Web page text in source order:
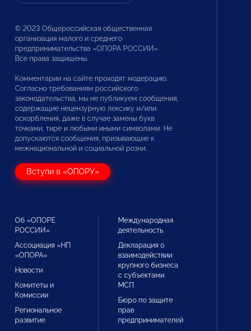
© 2023 Общероссийская общественная
организация малого и среднего
предпринимательства «ОПОРА РОССИИ».
Все права защищены.
Комментарии на сайте проходят модерацию.
Согласно требованиям российского
законодательства, мы не публикуем сообщения,
содержащие нецензурную лексику и/или
оскорбления, даже в случае замены букв
точками, тире и любыми иными символами. Не
допускаются сообщения, призывающие к
межнациональной и социальной розни.
Вступи в «ОПОРУ»
Об «ОПОРЕ
РОССИИ»
Ассоциация «НП
«ОПОРА»
Новости
Комитеты и
Комиссии
Региональное
развитие
Международная
деятельность
Декларация о
взаимодействии
крупного бизнеса
с субъектами
МСП
Бюро по защите
прав
предпринимателей